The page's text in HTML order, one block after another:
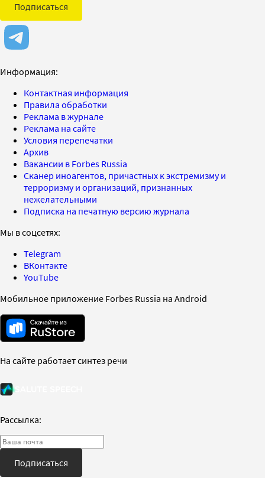
Подписаться
Информация:
Контактная информация
Правила обработки
Реклама в журнале
Реклама на сайте
Условия перепечатки
Архив
Вакансии в Forbes Russia
Сканер иноагентов, причастных к экстремизму и
терроризму и организаций, признанных
нежелательными
Подписка на печатную версию журнала
Мы в соцсетях:
Telegram
ВКонтакте
YouTube
Мобильное приложение Forbes Russia на Android
На сайте работает синтез речи
Рассылка:
Подписаться